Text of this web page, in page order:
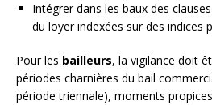
Intégrer dans les baux des
du loyer indexées sur des indices
Pour les bailleurs, la vigilance doit
périodes charnières du bail
période triennale), moments propices